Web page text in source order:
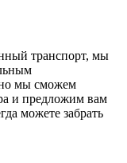
транспорт, мы
мы сможем
и предложим вам
можете забрать